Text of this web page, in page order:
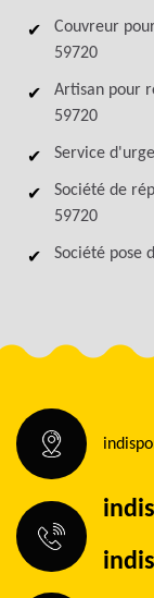
Couvreur
59720
Artisan pour
59720
Service
Société de
59720
Société pose